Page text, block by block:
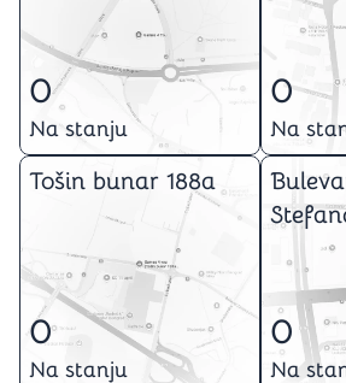
0
Na stanju
0
Na
Tošin bunar 188a
0
Na stanju
0
Na